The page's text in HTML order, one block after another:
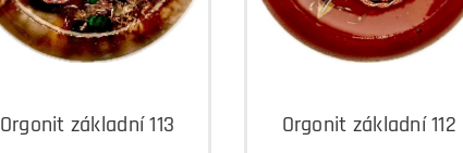
Orgonit základní 113 Orgonit základní 112